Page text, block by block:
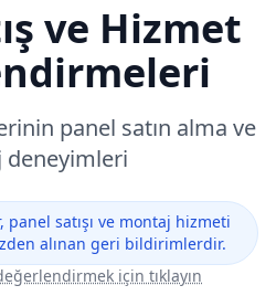
ve Hizmet
panel satın alma ve
deneyimleri
satışı ve montaj hizmeti
alınan geri bildirimlerdir.
için tıklayın